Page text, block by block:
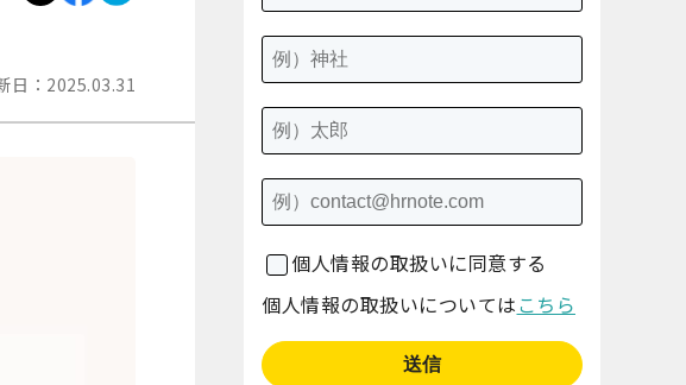
日： 2025.03.31
個人情報の取扱いに同意する
個人情報の取扱いについては こちら